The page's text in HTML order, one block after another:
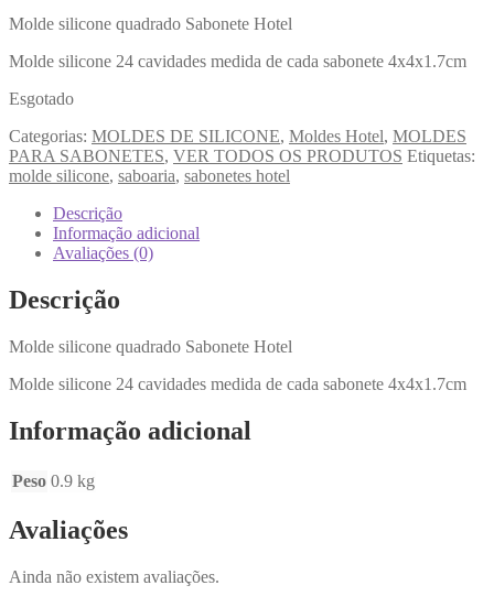
Molde silicone quadrado Sabonete Hotel
Molde silicone 24 cavidades medida de cada sabonete 4x4x1.7cm
Esgotado
Categorias: MOLDES DE SILICONE, Moldes Hotel, MOLDES
PARA SABONETES, VER TODOS OS PRODUTOS Etiquetas:
molde silicone, saboaria, sabonetes hotel
Descrição
Informação adicional
Avaliações (0)
Descrição
Molde silicone quadrado Sabonete Hotel
Molde silicone 24 cavidades medida de cada sabonete 4x4x1.7cm
Informação adicional
Peso 0.9 kg
Avaliações
Ainda não existem avaliações.